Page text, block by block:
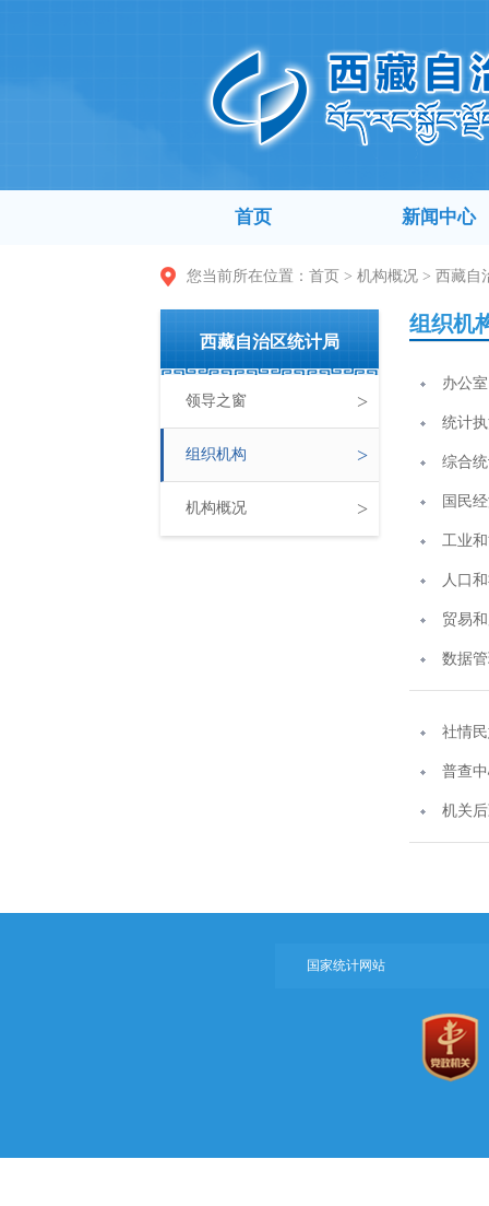
首页 新闻中心
您当前所在位置： 首页 > 机构概况 > 西藏自
西藏自治区统计局
领导之窗 >
组织机构 >
机构概况 >
组织机
办公
统计
综合
国民
工业
人口
贸易
数据
社情
普查
机关
国家统计网站